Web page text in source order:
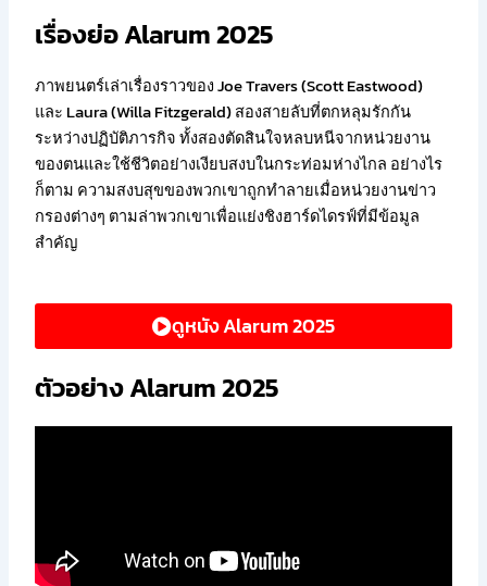
เรื่องย่อ Alarum 2025
ภาพยนตร์เล่าเรื่องราวของ Joe Travers (Scott Eastwood)
และ Laura (Willa Fitzgerald) สองสายลับที่ตกหลุมรักกัน
ระหว่างปฏิบัติภารกิจ ทั้งสองตัดสินใจหลบหนีจากหน่วยงาน
ของตนและใช้ชีวิตอย่างเงียบสงบในกระท่อมห่างไกล อย่างไร
ก็ตาม ความสงบสุขของพวกเขาถูกทำลายเมื่อหน่วยงานข่าว
กรองต่างๆ ตามล่าพวกเขาเพื่อแย่งชิงฮาร์ดไดรฟ์ที่มีข้อมูล
สำคัญ
ดูหนัง Alarum 2025
ตัวอย่าง Alarum 2025